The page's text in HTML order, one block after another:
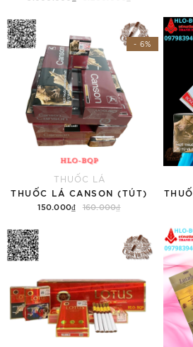
Thêm vào giỏ hàng
- 6%
THUỐC LÁ
THUỐC LÁ CANSON (TÚT)
150.000₫ 160.000₫
Thêm vào giỏ hàng